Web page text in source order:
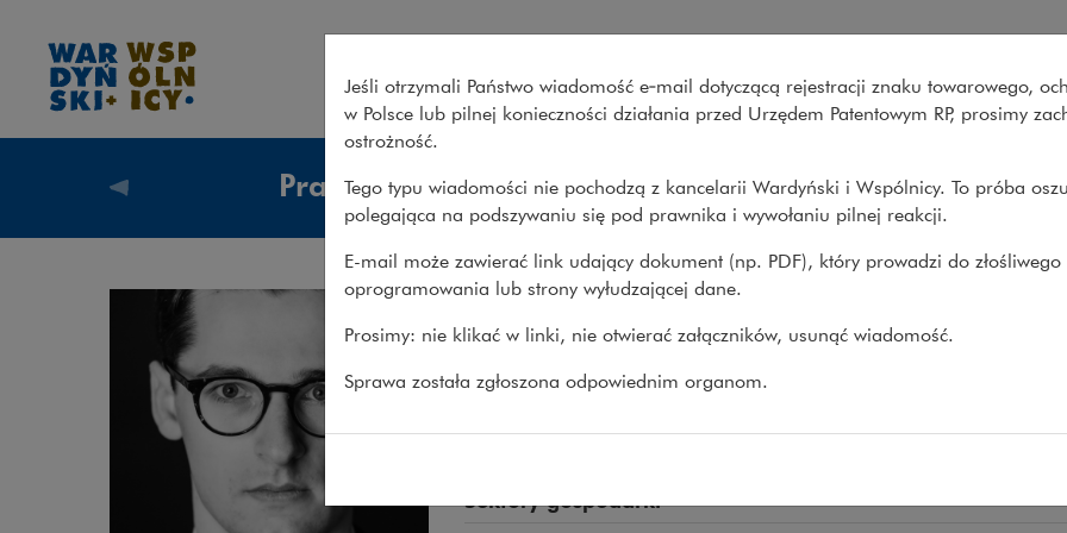
Co robimy O nas Nasze
Prawnicy Prawnicy > Rafał Pytko
Rafał Pytko
energetyczna, chemia
Sektory gospodarki
Jeśli otrzymali Państwo wiadomość e‑mail dotyczącą rejestracji znaku towarowego,
w Polsce lub pilnej konieczności działania przed Urzędem Patentowym RP, prosimy
ostrożność.
Tego typu wiadomości nie pochodzą z kancelarii Wardyński i Wspólnicy. To próba
polegająca na podszywaniu się pod prawnika i wywołaniu pilnej reakcji.
E-mail może zawierać link udający dokument (np. PDF), który prowadzi do złośliwego
oprogramowania lub strony wyłudzającej dane.
Prosimy: nie klikać w linki, nie otwierać załączników, usunąć wiadomość.
Sprawa została zgłoszona odpowiednim organom.